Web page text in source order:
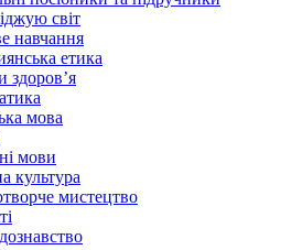
світ
навчання
етика
здоров’я
мова
мови
культура
мистецтво